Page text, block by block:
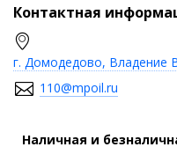
Контактная
г. Домодедово, Владение
110@mpoil.ru
Наличная и